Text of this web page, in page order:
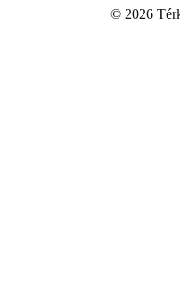
© 2026